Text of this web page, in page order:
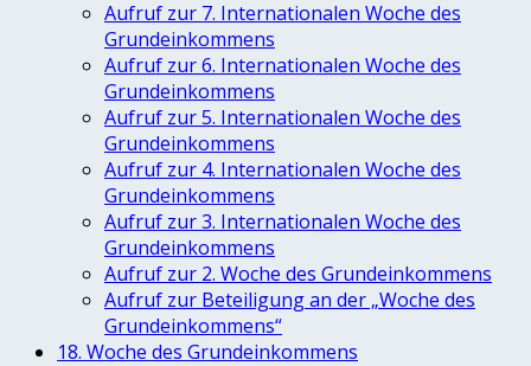
Aufruf zur 7. Internationalen Woche des
Grundeinkommens
Aufruf zur 6. Internationalen Woche des
Grundeinkommens
Aufruf zur 5. Internationalen Woche des
Grundeinkommens
Aufruf zur 4. Internationalen Woche des
Grundeinkommens
Aufruf zur 3. Internationalen Woche des
Grundeinkommens
Aufruf zur 2. Woche des Grundeinkommens
Aufruf zur Beteiligung an der „Woche des
Grundeinkommens“
18. Woche des Grundeinkommens